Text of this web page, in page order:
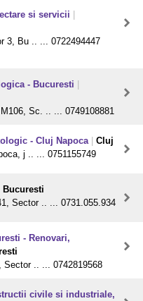
si servicii
3, Bu .. ... 0722494447
- Bucuresti
Sc. .. ... 0749108881
- Cluj Napoca
Cluj
j .. ... 0751155749
Bucuresti
Sector .. ... 0731.055.934
- Renovari,
Sector .. ... 0742819568
civile si industriale,